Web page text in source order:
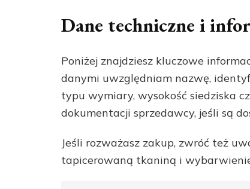
Dane techniczne i
Poniżej znajdziesz kluczowe
danymi uwzględniam nazwę,
typu wymiary, wysokość siedziska
dokumentacji sprzedawcy, jeśli są
Jeśli rozważasz zakup, zwróć też
tapicerowaną tkaniną i